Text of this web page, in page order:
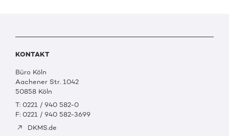
KONTAKT
Büro Köln
Aachener Str. 1042
50858 Köln
T: 0221 / 940 582-0
F: 0221 / 940 582-3699
DKMS.de